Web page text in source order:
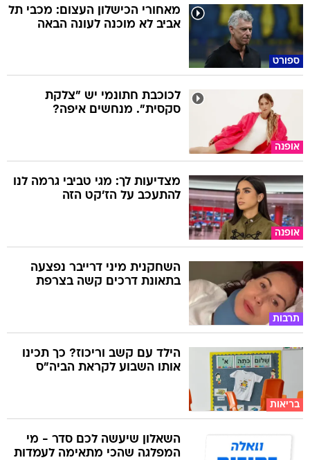
ספורט
מאחורי הכישלון העצום: מכבי תל
אביב לא מוכנה לעונה הבאה
אופנה
לכוכבת חתונמי יש "צלקת
סקסית". מנחשים איפה?
אופנה
מצדיעות לך: מגי טביבי גרמה לנו
להתעכב על הז'קט הזה
תרבות
השחקנית מיני דרייבר נפצעה
בתאונת דרכים קשה בצרפת
בריאות
הילד עם קשב וריכוז? כך תכינו
אותו השבוע לקראת הביה"ס
השאלון שיעשה לכם סדר - מי
המפלגה שהכי מתאימה לעמדות